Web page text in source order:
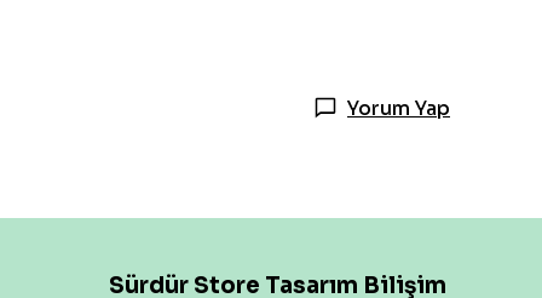
Yorum Yap
Sürdür Store Tasarım Bilişim